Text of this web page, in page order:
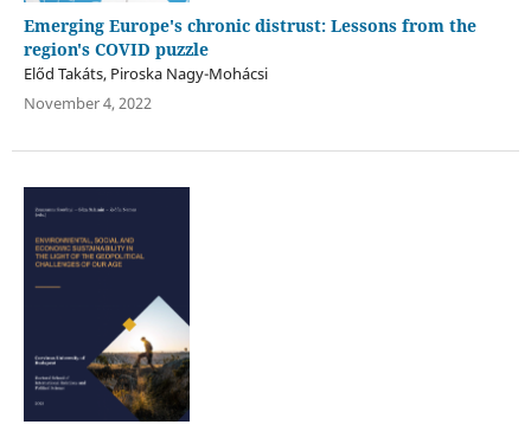
Emerging Europe's chronic distrust: Lessons from the
region's COVID puzzle
Előd Takáts, Piroska Nagy-Mohácsi
November 4, 2022